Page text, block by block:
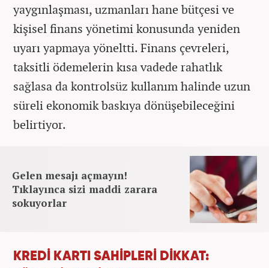
yaygınlaşması, uzmanları hane bütçesi ve
kişisel finans yönetimi konusunda yeniden
uyarı yapmaya yöneltti. Finans çevreleri,
taksitli ödemelerin kısa vadede rahatlık
sağlasa da kontrolsüz kullanım halinde uzun
süreli ekonomik baskıya dönüşebileceğini
belirtiyor.
Gelen mesajı açmayın!
Tıklayınca sizi maddi zarara
sokuyorlar
KREDİ KARTI SAHİPLERİ DİKKAT: